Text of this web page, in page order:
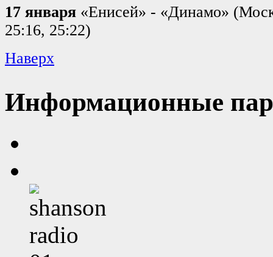
17 января «Енисей» - «Динамо»
25:16, 25:22)
Наверх
Информационные